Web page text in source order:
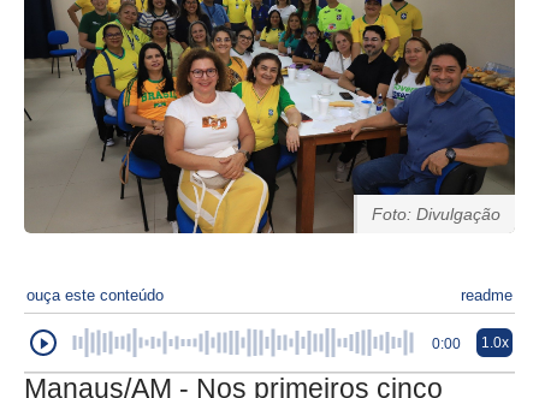
Foto: Divulgação
ouça este conteúdo readme
0:00 1.0x
Manaus/AM - Nos primeiros cinco